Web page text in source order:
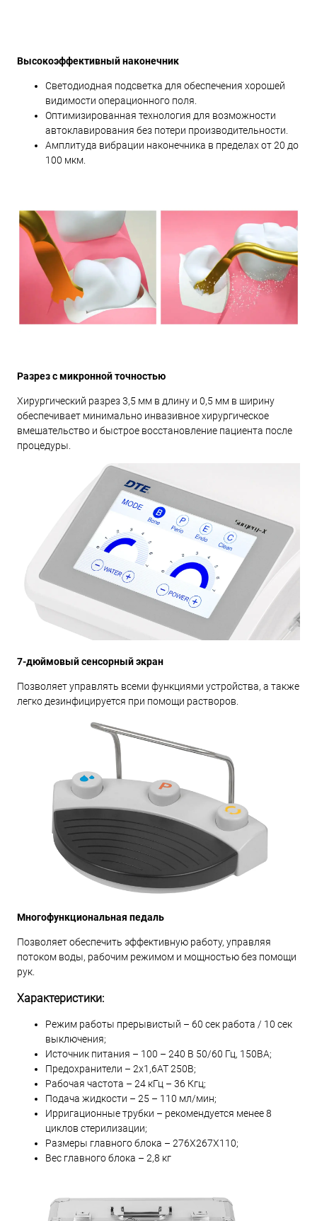
Высокоэффективный наконечник
Светодиодная подсветка для обеспечения хорошей
видимости операционного поля.
Оптимизированная технология для возможности
автоклавирования без потери производительности.
Амплитуда вибрации наконечника в пределах от 20 до
100 мкм.
Разрез с микронной точностью
Хирургический разрез 3,5 мм в длину и 0,5 мм в ширину
обеспечивает минимально инвазивное хирургическое
вмешательство и быстрое восстановление пациента после
процедуры.
7-дюймовый сенсорный экран
Позволяет управлять всеми функциями устройства, а также
легко дезинфицируется при помощи растворов.
Многофункциональная педаль
Позволяет обеспечить эффективную работу, управляя
потоком воды, рабочим режимом и мощностью без помощи
рук.
Характеристики:
Режим работы прерывистый – 60 сек работа / 10 сек
выключения;
Источник питания – 100 – 240 В 50/60 Гц, 150ВА;
Предохранители – 2х1,6АТ 250В;
Рабочая частота – 24 кГц – 36 Кгц;
Подача жидкости – 25 – 110 мл/мин;
Ирригационные трубки – рекомендуется менее 8
циклов стерилизации;
Размеры главного блока – 276Х267Х110;
Вес главного блока – 2,8 кг